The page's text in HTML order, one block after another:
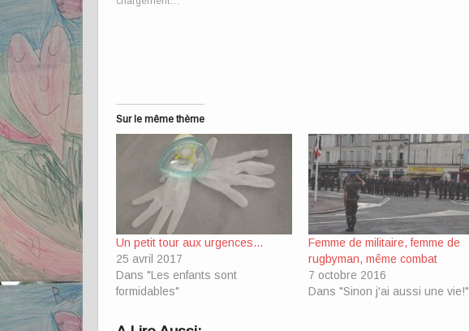
fenêtre)fenêtre)
Sur le même thème
Un petit tour aux urgences…
25 avril 2017
Dans "Les enfants sont
formidables"
Femme de militaire, femme de
rugbyman, même combat
7 octobre 2016
Dans "Sinon j'ai aussi une vie!"